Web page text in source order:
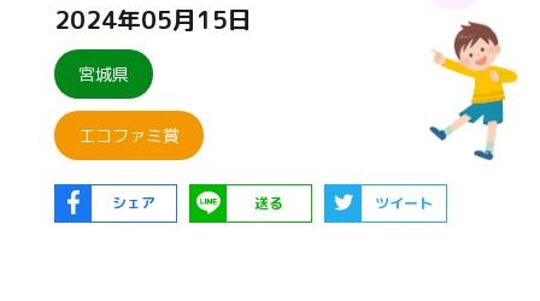
2024年05月15日
宮城県
エコファミ賞
シェア 送る ツイート